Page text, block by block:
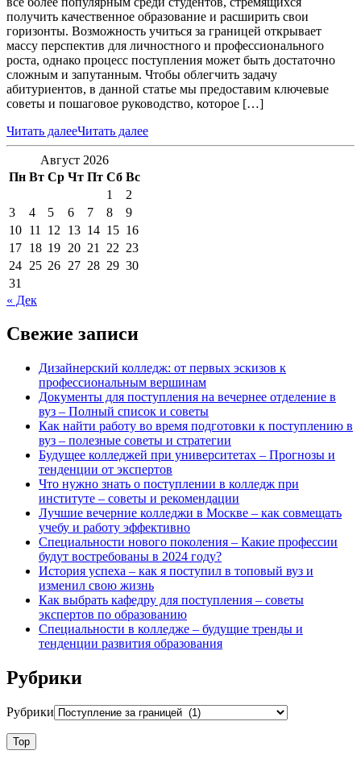
получить качественное образование и расширить свои
горизонты. Возможность учиться за границей открывает
массу перспектив для личностного и профессионального
роста, однако процесс поступления может быть достаточно
сложным и запутанным. Чтобы облегчить задачу
абитуриентов, в данной статье мы предоставим ключевые
советы и пошаговое руководство, которое […]
Читать далееЧитать далее
Август 2026
Пн Вт Ср Чт Пт Сб Вс
1
2
3
4 5 6 7 8
9
10 11 12 13 14 15 16
17 18 19 20 21 22 23
24 25 26 27 28 29 30
31
« Дек
Свежие записи
Дизайнерский колледж: от первых эскизов к
профессиональным вершинам
Документы для поступления на вечернее отделение в
вуз – Полный список и советы
Как найти работу во время подготовки к поступлению в
вуз – полезные советы и стратегии
Будущее колледжей при университетах – Прогнозы и
тенденции от экспертов
Что нужно знать о поступлении в колледж при
институте – советы и рекомендации
Лучшие вечерние колледжи в Москве – как совмещать
учебу и работу эффективно
Специальности нового поколения – Какие профессии
будут востребованы в 2024 году?
История успеха – как я поступил в топовый вуз и
изменил свою жизнь
Как выбрать кафедру для поступления – советы
экспертов по образованию
Специальности в колледже – будущие тренды и
тенденции развития образования
Рубрики
Рубрики
Top